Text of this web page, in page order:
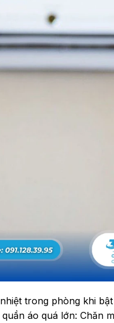
trong phòng khi
áo quá lớn: Chăn